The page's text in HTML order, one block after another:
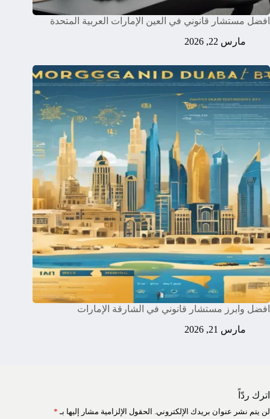
افضل مستشار قانوني في العين الإمارات العربية المتحدة
مارس 22, 2026
افضل وابرز مستشار قانوني في الشارقة الإمارات
مارس 21, 2026
اترك ردّاً
لن يتم نشر عنوان بريدك الإلكتروني. الحقول الإلزامية مشار إليها بـ *